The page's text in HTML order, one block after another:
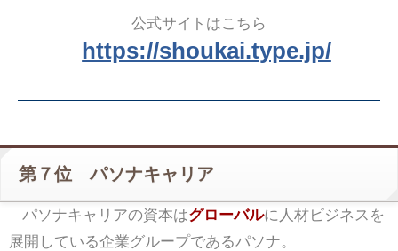
公式サイトはこちら
https://shoukai.type.jp/
第７位 パソナキャリア
パソナキャリアの資本はグローバルに人材ビジネスを
展開している企業グループであるパソナ。